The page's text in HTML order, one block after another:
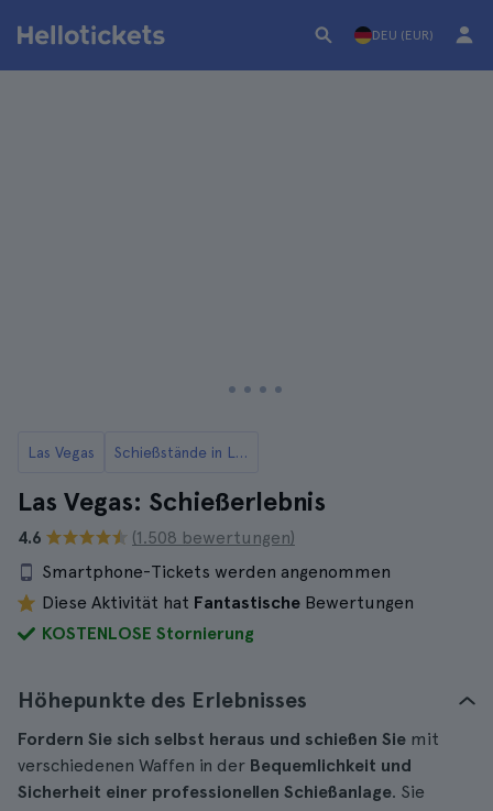
DEU (EUR)
Las Vegas Schießstände in Las Vegas
Las Vegas: Schießerlebnis
4.6
(1.508 bewertungen)
Smartphone-Tickets werden angenommen
Diese Aktivität hat Fantastische Bewertungen
KOSTENLOSE Stornierung
Höhepunkte des Erlebnisses
Fordern Sie sich selbst heraus und schießen Sie mit
verschiedenen Waffen in der Bequemlichkeit und
Sicherheit einer professionellen Schießanlage. Sie